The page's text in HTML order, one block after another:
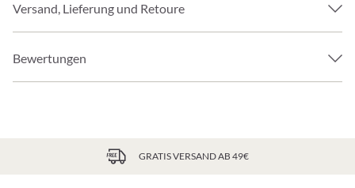
Versand, Lieferung und Retoure
Bewertungen
GRATIS VERSAND AB 49€